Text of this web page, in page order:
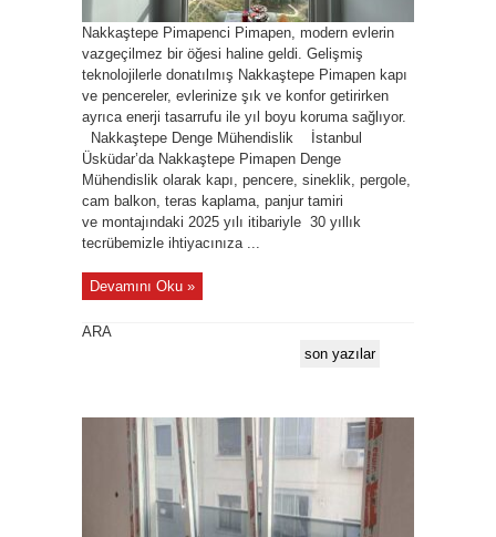
Nakkaştepe Pimapenci Pimapen, modern evlerin
vazgeçilmez bir öğesi haline geldi. Gelişmiş
teknolojilerle donatılmış Nakkaştepe Pimapen kapı
ve pencereler, evlerinize şık ve konfor getirirken
ayrıca enerji tasarrufu ile yıl boyu koruma sağlıyor.
Nakkaştepe Denge Mühendislik İstanbul
Üsküdar’da Nakkaştepe Pimapen Denge
Mühendislik olarak kapı, pencere, sineklik, pergole,
cam balkon, teras kaplama, panjur tamiri
ve montajındaki 2025 yılı itibariyle 30 yıllık
tecrübemizle ihtiyacınıza ...
Devamını Oku »
ARA
son yazılar